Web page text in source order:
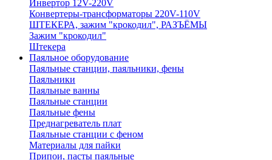
Инвертор 12V-220V
Конвертеры-трансформаторы 220V-110V
ШТЕКЕРА, зажим "крокодил", РАЗЪЁМЫ
Зажим "крокодил"
Штекера
Паяльное оборудование
Паяльные станции, паяльники, фены
Паяльники
Паяльные ванны
Паяльные станции
Паяльные фены
Преднагреватель плат
Паяльные станции с феном
Материалы для пайки
Припои, пасты паяльные